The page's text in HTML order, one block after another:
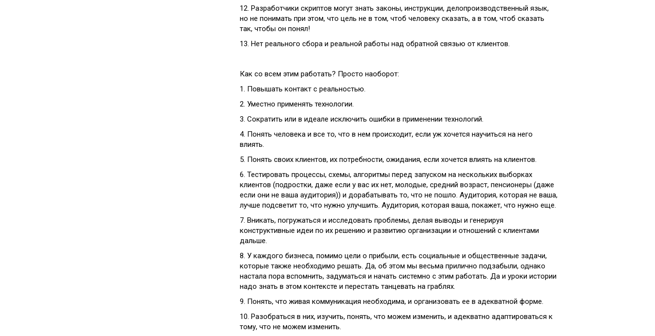
12. Разработчики скриптов могут знать законы, инструкции, делопроизводственный язык,
но не понимать при этом, что цель не в том, чтоб человеку сказать, а в том, чтоб сказать
так, чтобы он понял!
13. Нет реального сбора и реальной работы над обратной связью от клиентов.
Как со всем этим работать? Просто наоборот:
1. Повышать контакт с реальностью.
2. Уместно применять технологии.
3. Сократить или в идеале исключить ошибки в применении технологий.
4. Понять человека и все то, что в нем происходит, если уж хочется научиться на него
влиять.
5. Понять своих клиентов, их потребности, ожидания, если хочется влиять на клиентов.
6. Тестировать процессы, схемы, алгоритмы перед запуском на нескольких выборках
клиентов (подростки, даже если у вас их нет, молодые, средний возраст, пенсионеры (даже
если они не ваша аудитория)) и дорабатывать то, что не пошло. Аудитория, которая не ваша,
лучше подсветит то, что нужно улучшить. Аудитория, которая ваша, покажет, что нужно еще.
7. Вникать, погружаться и исследовать проблемы, делая выводы и генерируя
конструктивные идеи по их решению и развитию организации и отношений с клиентами
дальше.
8. У каждого бизнеса, помимо цели о прибыли, есть социальные и общественные задачи,
которые также необходимо решать. Да, об этом мы весьма прилично подзабыли, однако
настала пора вспомнить, задуматься и начать системно с этим работать. Да и уроки истории
надо знать в этом контексте и перестать танцевать на граблях.
9. Понять, что живая коммуникация необходима, и организовать ее в адекватной форме.
10. Разобраться в них, изучить, понять, что можем изменить, и адекватно адаптироваться к
тому, что не можем изменить.